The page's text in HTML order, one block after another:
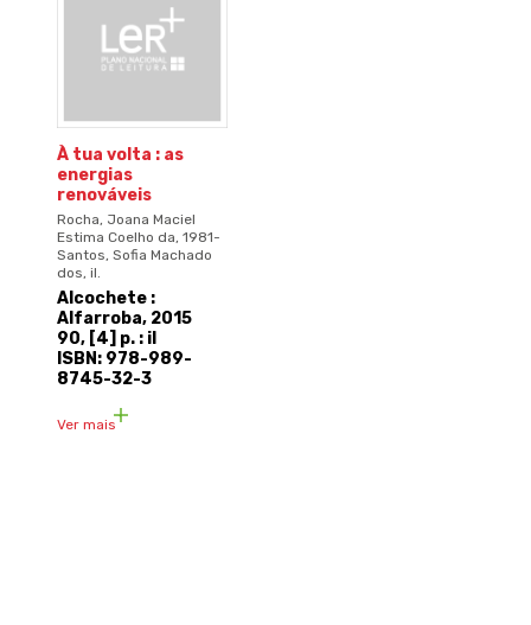
À tua volta : as
energias
renováveis
Rocha, Joana Maciel
Estima Coelho da, 1981-
Santos, Sofia Machado
dos, il.
Alcochete :
Alfarroba, 2015
90, [4] p. : il
ISBN: 978-989-
8745-32-3
Ver mais